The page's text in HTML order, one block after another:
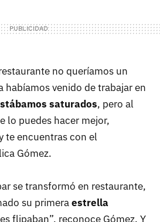
no queríamos un
habíamos venido de trabajar en
saturados, pero al
lo puedes hacer mejor,
te encuentras con el
Gómez.
se transformó en restaurante,
su primeraestrella
flipaban”, reconoce Gómez. Y